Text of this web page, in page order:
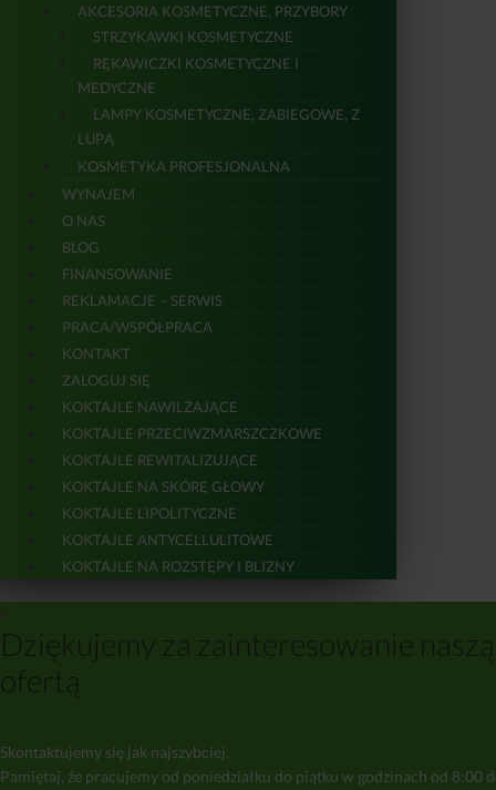
AKCESORIA KOSMETYCZNE, PRZYBORY
STRZYKAWKI KOSMETYCZNE
RĘKAWICZKI KOSMETYCZNE I
MEDYCZNE
LAMPY KOSMETYCZNE, ZABIEGOWE, Z
LUPĄ
KOSMETYKA PROFESJONALNA
WYNAJEM
O NAS
BLOG
FINANSOWANIE
REKLAMACJE – SERWIS
PRACA/WSPÓŁPRACA
KONTAKT
ZALOGUJ SIĘ
KOKTAJLE NAWILŻAJĄCE
KOKTAJLE PRZECIWZMARSZCZKOWE
KOKTAJLE REWITALIZUJĄCE
KOKTAJLE NA SKÓRĘ GŁOWY
KOKTAJLE LIPOLITYCZNE
KOKTAJLE ANTYCELLULITOWE
KOKTAJLE NA ROZSTĘPY I BLIZNY
Dziękujemy za zainteresowanie naszą
ofertą
Skontaktujemy się jak najszybciej.
Pamiętaj, że pracujemy od poniedziałku do piątku w godzinach od 8:00